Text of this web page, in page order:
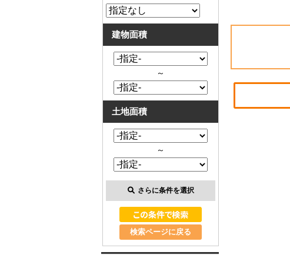
建物面積
～
土地面積
～
さらに条件を選択
検索ページに戻る